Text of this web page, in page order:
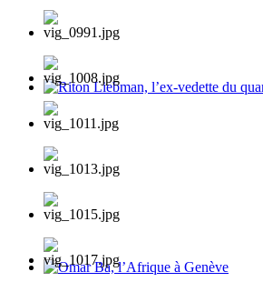
Riton Liebman, l’ex-vedette du quartier